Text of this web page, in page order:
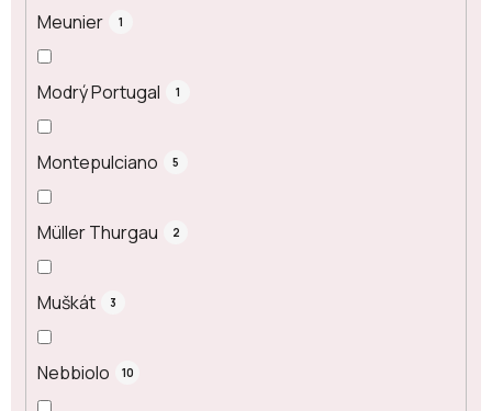
Meunier 1
Modrý Portugal 1
Montepulciano 5
Müller Thurgau 2
Muškát 3
Nebbiolo 10